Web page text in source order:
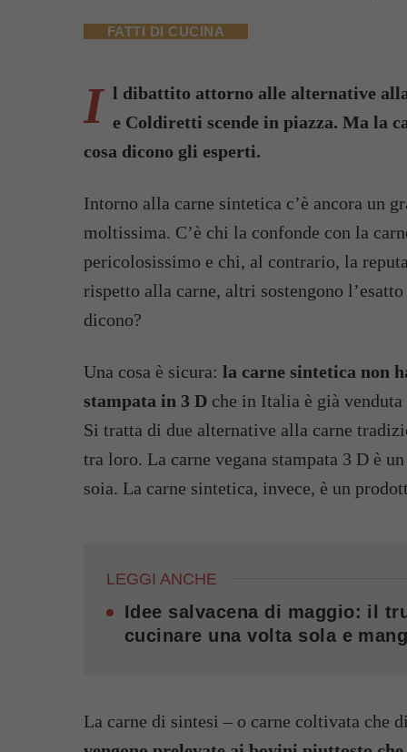
FATTI DI CUCINA
I l dibattito attorno alle alternative
e Coldiretti scende in piazza. Ma la
cosa dicono gli esperti.
Intorno alla carne sintetica c’è ancora un
moltissima. C’è chi la confonde con la
pericolosissimo e chi, al contrario, la
rispetto alla carne, altri sostengono
dicono?
Una cosa è sicura: la carne sintetica non
stampata in 3 D che in Italia è già
Si tratta di due alternative alla carne
tra loro. La carne vegana stampata 3 D è
soia. La carne sintetica, invece, è un
LEGGI ANCHE
Idee salvacena di maggio: il
cucinare una volta sola e
La carne di sintesi – o carne coltivata che